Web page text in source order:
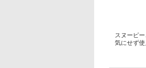
スヌーピ
気にせず